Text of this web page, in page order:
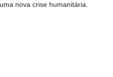
nova crise humanitária.